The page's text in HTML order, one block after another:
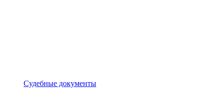
Документы
Судебные документы